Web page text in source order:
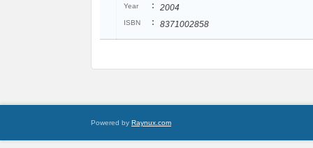
Year : 2004
ISBN : 8371002858
Powered by Raynux.com